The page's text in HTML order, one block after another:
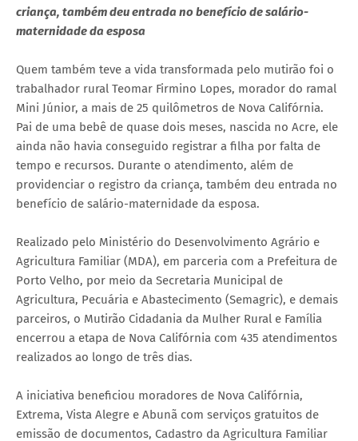
criança, também deu entrada no benefício de salário-
maternidade da esposa
Quem também teve a vida transformada pelo mutirão foi o
trabalhador rural Teomar Firmino Lopes, morador do ramal
Mini Júnior, a mais de 25 quilômetros de Nova Califórnia.
Pai de uma bebê de quase dois meses, nascida no Acre, ele
ainda não havia conseguido registrar a filha por falta de
tempo e recursos. Durante o atendimento, além de
providenciar o registro da criança, também deu entrada no
benefício de salário-maternidade da esposa.
Realizado pelo Ministério do Desenvolvimento Agrário e
Agricultura Familiar (MDA), em parceria com a Prefeitura de
Porto Velho, por meio da Secretaria Municipal de
Agricultura, Pecuária e Abastecimento (Semagric), e demais
parceiros, o Mutirão Cidadania da Mulher Rural e Família
encerrou a etapa de Nova Califórnia com 435 atendimentos
realizados ao longo de três dias.
A iniciativa beneficiou moradores de Nova Califórnia,
Extrema, Vista Alegre e Abunã com serviços gratuitos de
emissão de documentos, Cadastro da Agricultura Familiar